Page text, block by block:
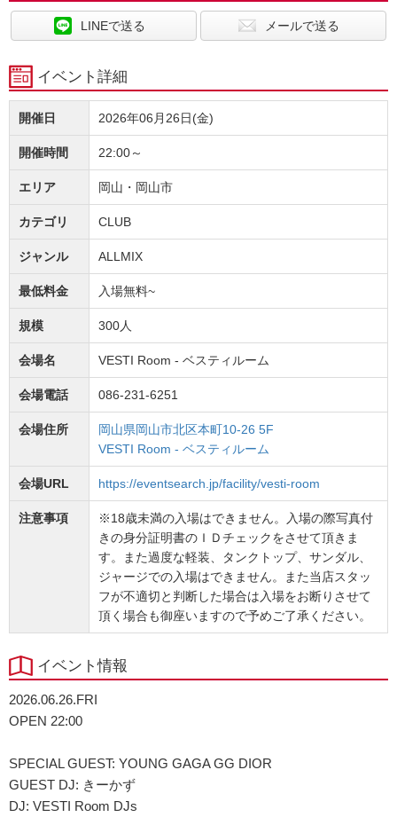
LINEで送る メールで送る
イベント詳細
開催日 2026年06月26日(金)
開催時間 22:00～
エリア 岡山・岡山市
カテゴリ CLUB
ジャンル ALLMIX
最低料金 入場無料~
規模 300人
会場名 VESTI Room - ベスティルーム
会場電話 086-231-6251
会場住所
岡山県岡山市北区本町10-26 5F
VESTI Room - ベスティルーム
会場URL https://eventsearch.jp/facility/vesti-room
注意事項
※18歳未満の入場はできません。入場の際写真付
きの身分証明書のＩＤチェックをさせて頂きま
す。また過度な軽装、タンクトップ、サンダル、
ジャージでの入場はできません。また当店スタッ
フが不適切と判断した場合は入場をお断りさせて
頂く場合も御座いますので予めご了承ください。
イベント情報
2026.06.26.FRI
OPEN 22:00
SPECIAL GUEST: YOUNG GAGA GG DIOR
GUEST DJ: きーかず
DJ: VESTI Room DJs